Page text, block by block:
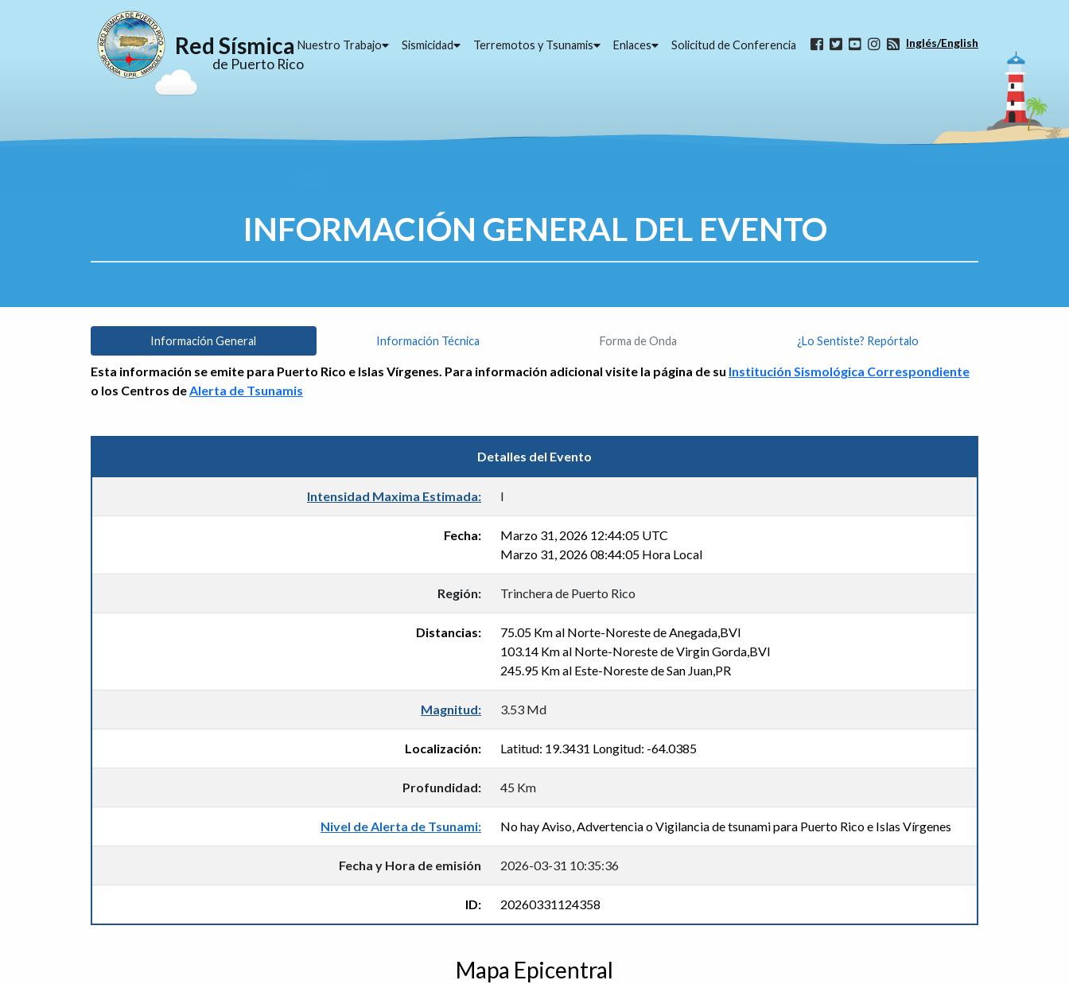
Red Sísmica
de Puerto Rico
Nuestro Trabajo Sismicidad Terremotos y Tsunamis Enlaces Solicitud de Conferencia Inglés/English
INFORMACIÓN GENERAL DEL EVENTO
Información General Información Técnica Forma de Onda ¿Lo Sentiste? Repórtalo
Esta información se emite para Puerto Rico e Islas Vírgenes. Para información adicional visite la página de su Institución Sismológica Correspondiente
o los Centros deAlerta de Tsunamis
Detalles del Evento
Intensidad Maxima Estimada: I
Fecha:
Marzo 31, 2026 12:44:05 UTC
Marzo 31, 2026 08:44:05 Hora Local
Región: Trinchera de Puerto Rico
Distancias:
75.05 Km al Norte-Noreste de Anegada,BVI
103.14 Km al Norte-Noreste de Virgin Gorda,BVI
245.95 Km al Este-Noreste de San Juan,PR
Magnitud: 3.53 Md
Localización: Latitud: 19.3431 Longitud: -64.0385
Profundidad: 45 Km
Nivel de Alerta de Tsunami: No hay Aviso, Advertencia o Vigilancia de tsunami para Puerto Rico e Islas Vírgenes
Fecha y Hora de emisión 2026-03-31 10:35:36
ID: 20260331124358
Mapa Epicentral